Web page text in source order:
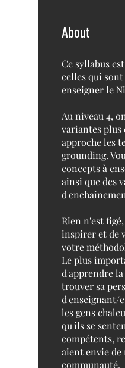
About
Ce syllabus
celles qui sont
enseigner le
Au niveau 4,
variantes plus
approche les
grounding.
concepts à
ainsi que des
Rien n'est
inspirer et de
votre
Le plus
d'apprendre la
trouver sa
d'enseignant/
les gens
qu'ils se
compétents,
aient envie de
communauté.